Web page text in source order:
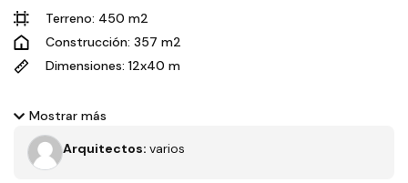
Terreno: 450 m2
Construcción: 357 m2
Dimensiones: 12x40 m
gracias a la cantidad de vegetación que existe en los espacios
de la casa junto con una gran ventilación. Una mezcla de
Mostrar más
Arquitectos: varios